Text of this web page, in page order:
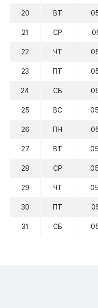
20 ВТ
21 СР
22 ЧТ
23 ПТ
24 СБ
25 ВС
26 ПН
27 ВТ
28 СР
29 ЧТ
30 ПТ
31 СБ